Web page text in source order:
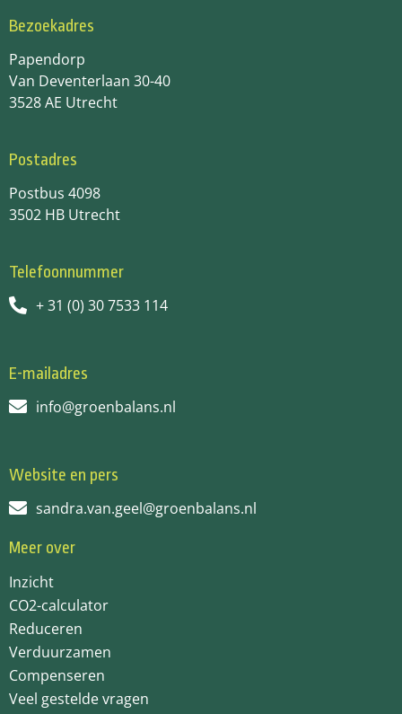
Bezoekadres
Papendorp
Van Deventerlaan 30-40
3528 AE Utrecht
Postadres
Postbus 4098
3502 HB Utrecht
Telefoonnummer
+ 31 (0) 30 7533 114
E-mailadres
info@groenbalans.nl
Website en pers
sandra.van.geel@groenbalans.nl
Meer over
Inzicht
CO2-calculator
Reduceren
Verduurzamen
Compenseren
Veel gestelde vragen